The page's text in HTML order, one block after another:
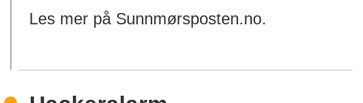
Les mer på Sunnmørsposten.no.